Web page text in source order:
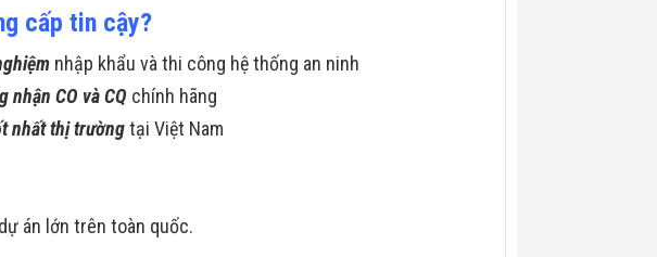
cấp tin cậy?
nhập khẩu và thi công hệ thống an ninh
nhận CO và CQ chính hãng
nhất thị trườngtại Việt Nam
án lớn trên toàn quốc.